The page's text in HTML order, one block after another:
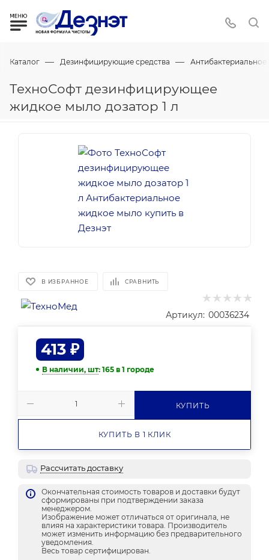
Каталог — Дезинфицирующие средства —
ТехноСофт дезинфицирующее
жидкое мыло дозатор 1 л
В ИЗБРАННОЕ СРАВНИТЬ
Артикул: 00036234
413 ₽
В наличии, шт: 165 в 1 городе
КУПИТЬ
КУПИТЬ В 1 КЛИК
Рассчитать доставку
Окончательная стоимость товаров и доставки будут
сформированы при подтверждении заказа
менеджером.
Изображение может отличаться от оригинала, не
влияя на характеристики товара. Производитель
может изменить информацию без предварительного
уведомления.
Весь товар сертифицирован.